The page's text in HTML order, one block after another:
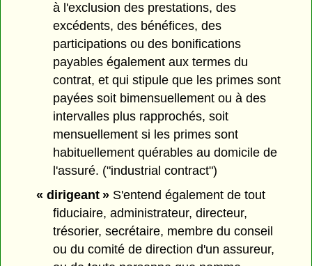
à l'exclusion des prestations, des
excédents, des bénéfices, des
participations ou des bonifications
payables également aux termes du
contrat, et qui stipule que les primes sont
payées soit bimensuellement ou à des
intervalles plus rapprochés, soit
mensuellement si les primes sont
habituellement quérables au domicile de
l'assuré. ("industrial contract")
« dirigeant »S'entend également de tout
fiduciaire, administrateur, directeur,
trésorier, secrétaire, membre du conseil
ou du comité de direction d'un assureur,